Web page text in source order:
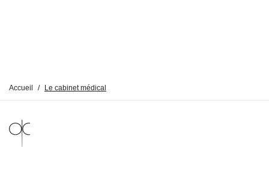
Accueil / Le cabinet médical